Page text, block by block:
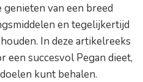
van een breed
en tegelijkertijd
In deze artikelreeks
een succesvol Pegan dieet,
kunt behalen.